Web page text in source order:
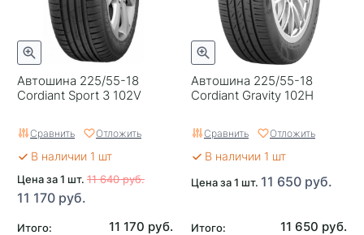
Автошина 225/55-18
Cordiant Sport 3 102V
Сравнить Отложить
В наличии 1 шт
Цена за 1 шт. 11 640 руб.
11 170 руб.
Итого: 11 170 руб.
Автошина 225/55-18
Cordiant Gravity 102H
Сравнить Отложить
В наличии 1 шт
Цена за 1 шт. 11 650 руб.
Итого: 11 650 руб.